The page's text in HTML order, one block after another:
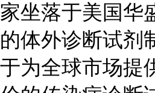
家坐落于美国华
的体外诊断试剂
于为全球市场提